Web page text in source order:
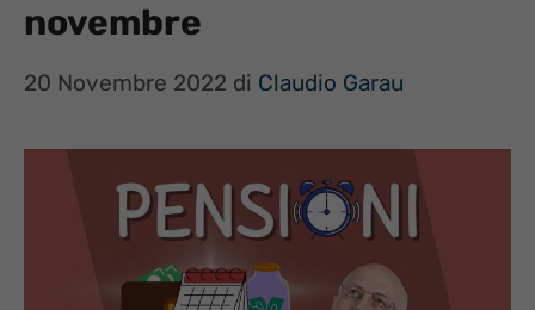
novembre
20 Novembre 2022 di Claudio Garau